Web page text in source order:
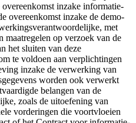
inzake informatie-
overeenkomst inzake de demo-
met
maatregelen op verzoek van de
het sluiten van deze
te voldoen aan verplichtingen
inzake de verwerking van
worden ook verwerkt
belangen van de
zoals de uitoefening van
vorderingen die voortvloeien